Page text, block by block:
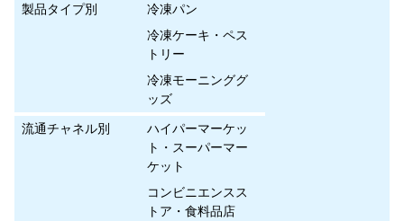
製品タイプ別
冷凍パン
冷凍ケーキ・ペス
トリー
冷凍モーニンググ
ッズ
流通チャネル別
ハイパーマーケッ
ト・スーパーマー
ケット
コンビニエンスス
トア・食料品店